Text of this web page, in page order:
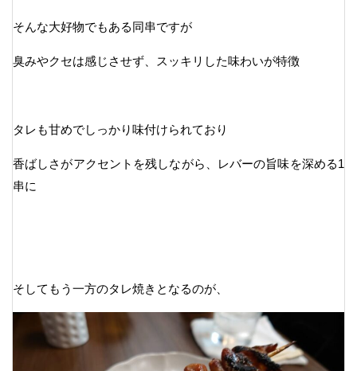
そんな大好物でもある同串ですが
臭みやクセは感じさせず、スッキリした味わいが特徴
タレも甘めでしっかり味付けられており
香ばしさがアクセントを残しながら、レバーの旨味を深める1
串に
そしてもう一方のタレ焼きとなるのが、